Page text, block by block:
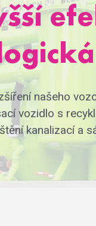
našeho
vozidlo s
kanalizací a